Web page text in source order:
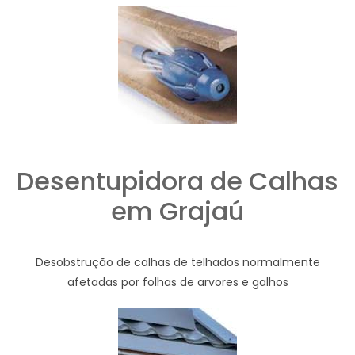
Desentupidora de Calhas
em Grajaú
Desobstrução de calhas de telhados normalmente
afetadas por folhas de arvores e galhos